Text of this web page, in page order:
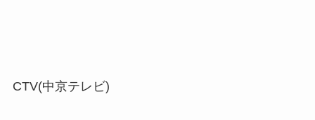
CTV(中京テレビ)